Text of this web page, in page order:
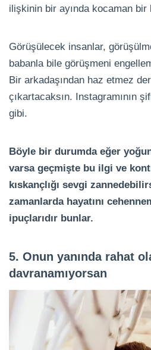
ilişkinin bir ayında kocaman bir
Görüşülecek insanlar,
babanla bile görüşmeni
Bir arkadaşından haz etmez
çıkartacaksın. Instagramının
gibi.
Böyle bir durumda eğer
varsa geçmişte bu ilgi ve
kıskançlığı sevgi
zamanlarda hayatını
ipuçlarıdır bunlar.
5. Onun yanında rahat
davranamıyorsan